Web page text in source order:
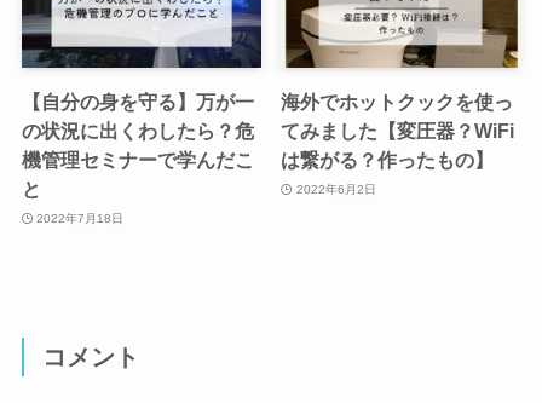
【自分の身を守る】万が一
の状況に出くわしたら？危
機管理セミナーで学んだこ
と
2022年7月18日
海外でホットクックを使っ
てみました【変圧器？WiFi
は繋がる？作ったもの】
2022年6月2日
コメント